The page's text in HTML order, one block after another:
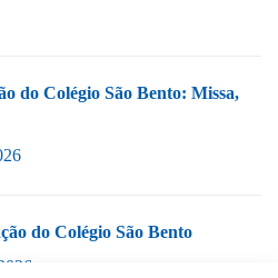
do Colégio São Bento: Missa,
do Colégio São Bento